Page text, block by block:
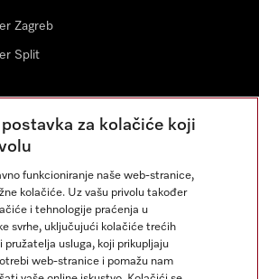
Zagreb
Split
za kolačiće koji
funkcioniranje naše web-stranice,
kolačiće. Uz vašu privolu također
i tehnologije praćenja u
svrhe, uključujući kolačiće trećih
pružatelja usluga, koji prikupljaju
web-stranice i pomažu nam